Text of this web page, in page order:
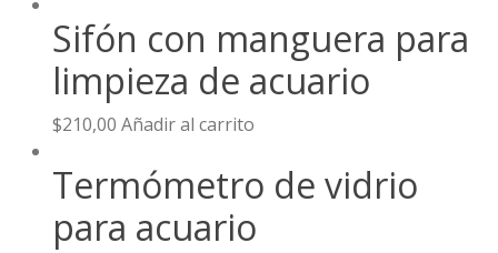
Sifón con manguera para
limpieza de acuario
$210,00 Añadir al carrito
Termómetro de vidrio
para acuario